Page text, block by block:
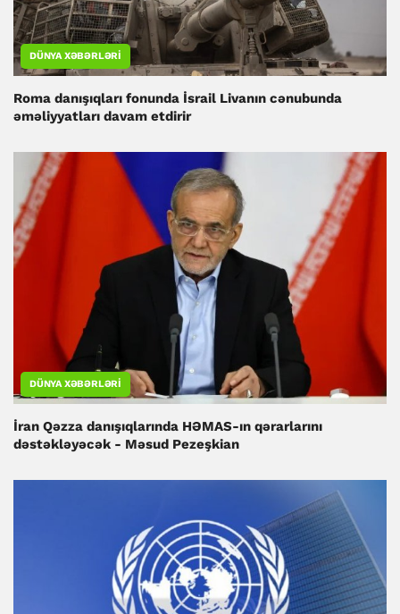
DÜNYA XƏBƏRLƏRI
Roma danışıqları fonunda İsrail Livanın cənubunda
əməliyyatları davam etdirir
DÜNYA XƏBƏRLƏRI
İran Qəzza danışıqlarında HƏMAS-ın qərarlarını
dəstəkləyəcək - Məsud Pezeşkian